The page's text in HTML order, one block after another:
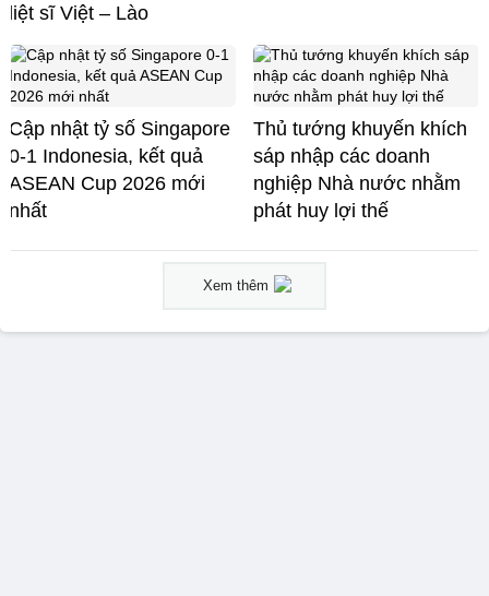
liệt sĩ Việt – Lào
Cập nhật tỷ số Singapore
0-1 Indonesia, kết quả
ASEAN Cup 2026 mới
nhất
Thủ tướng khuyến khích
sáp nhập các doanh
nghiệp Nhà nước nhằm
phát huy lợi thế
Xem thêm